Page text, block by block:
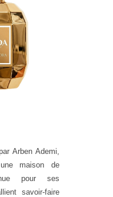
Arben Ademi,
maison de
pour ses
savoir-faire